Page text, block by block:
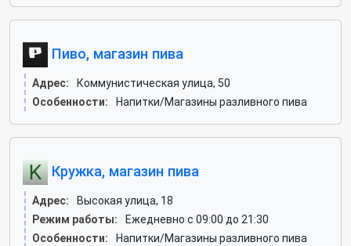
Пиво, магазин пива
Адрес:
Коммунистическая улица, 50
Особенности:
Напитки/Магазины разливного пива
Кружка, магазин пива
Адрес:
Высокая улица, 18
Режим работы:
Ежедневно с 09:00 до 21:30
Особенности:
Напитки/Магазины разливного пива